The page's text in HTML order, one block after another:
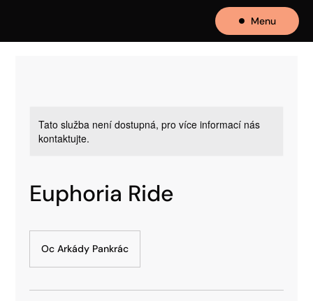
Menu
Tato služba není dostupná, pro více informací nás
kontaktujte.
Euphoria Ride
Oc Arkády Pankrác